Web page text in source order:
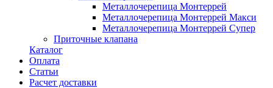
Металлочерепица Монтеррей
Металлочерепица Монтеррей Макси
Металлочерепица Монтеррей Супер
Приточные клапана
Каталог
Оплата
Статьи
Расчет доставки